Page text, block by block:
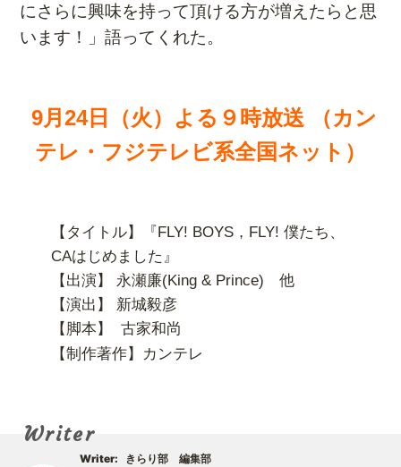
にさらに興味を持って頂ける方が増えたらと思
います！」語ってくれた。
9月24日（火）よる９時放送 （カン
テレ・フジテレビ系全国ネット）
【タイトル】『FLY! BOYS，FLY! 僕たち、
CAはじめました』
【出演】 永瀬廉(King & Prince) 他
【演出】 新城毅彦
【脚本】 古家和尚
【制作著作】カンテレ
Writer
Writer:
きらり部 編集部